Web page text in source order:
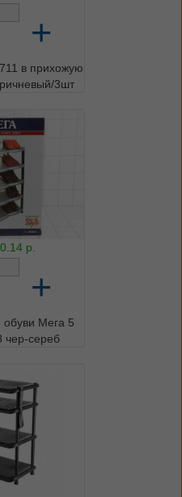
+
в прихожую
3шт
р.
+
обуви Мега 5
чер-сереб